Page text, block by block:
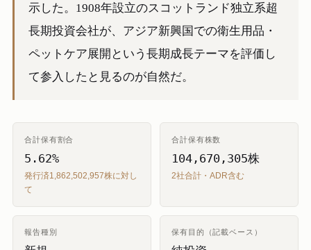
示した。1908年設立のスコットランド独立系超
長期投資会社が、アジア新興国での衛生用品・
ペットケア展開という長期成長テーマを評価し
て参入したと見るのが自然だ。
合計保有割合
5.62%
発行済1,862,502,957株に対し
て
合計保有株数
104,670,305株
2社合計・ADR含む
報告種別 保有目的（記載ベース）